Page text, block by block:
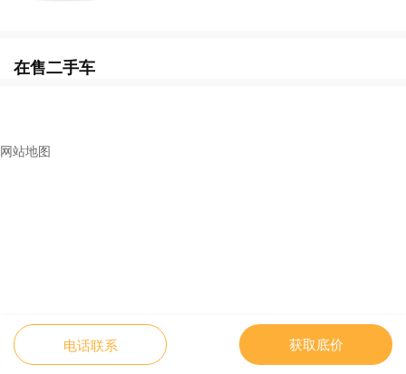
在售二手车
电话联系 获取底价
网站地图